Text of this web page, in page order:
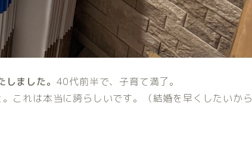
ました。 40代前半で、子育て満了。
これは本当に誇らしいです。（結婚を早くしたいから